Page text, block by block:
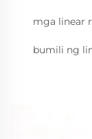
mga linear
bumili ng